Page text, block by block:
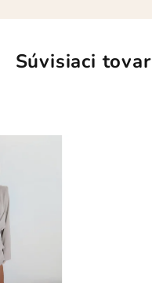
Súvisiaci tovar